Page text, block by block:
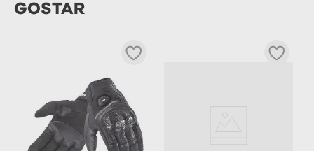
GOSTAR